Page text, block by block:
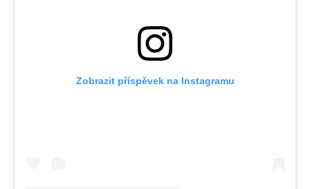
Zobrazit příspěvek na Instagramu